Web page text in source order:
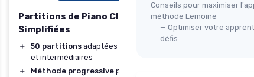
Partitions de Piano Classique
Simplifiées
＋ 50 partitions adaptées aux débutants
et intermédiaires
＋
Méthode progressive pour un
50
Adapté
Conseils pour maximiser
méthode Lemoine
— Optimiser votre
défis